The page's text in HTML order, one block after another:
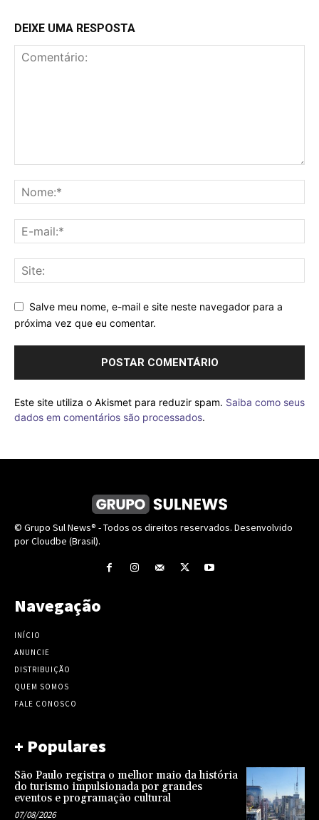
DEIXE UMA RESPOSTA
Salve meu nome, e-mail e site neste navegador para a
próxima vez que eu comentar.
Este site utiliza o Akismet para reduzir spam. Saiba como seus
dados em comentários são processados.
© Grupo Sul News® - Todos os direitos reservados. Desenvolvido
por Cloudbe (Brasil).
Navegação
INÍCIO
ANUNCIE
DISTRIBUIÇÃO
QUEM SOMOS
FALE CONOSCO
+ Populares
São Paulo registra o melhor maio da história
do turismo impulsionada por grandes
eventos e programação cultural
07/08/2026